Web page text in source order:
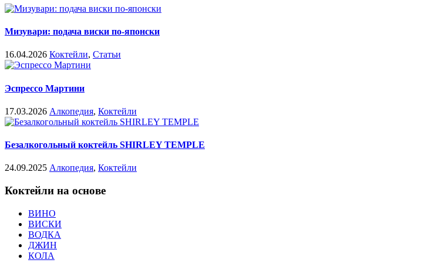
Мизувари: подача виски по-японски
16.04.2026 Коктейли, Статьи
Эспрессо Мартини
17.03.2026 Алкопедия, Коктейли
Безалкогольный коктейль SHIRLEY TEMPLE
24.09.2025 Алкопедия, Коктейли
Коктейли на основе
ВИНО
ВИСКИ
ВОДКА
ДЖИН
КОЛА